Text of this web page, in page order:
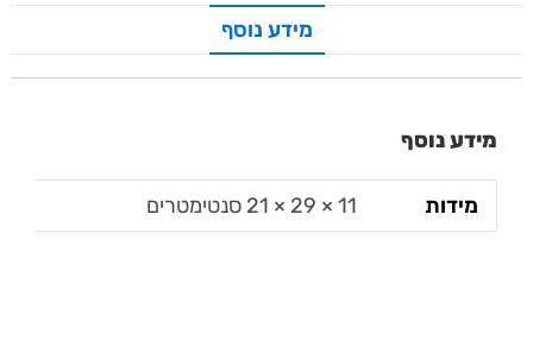
מידע נוסף
מידע נוסף
מידות 11 × 29 × 21 סנטימטרים